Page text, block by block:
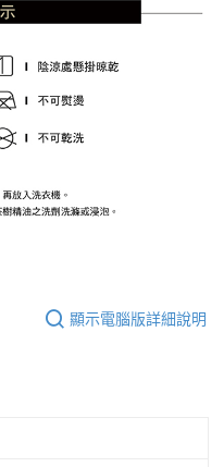
顯示電腦版詳細說明